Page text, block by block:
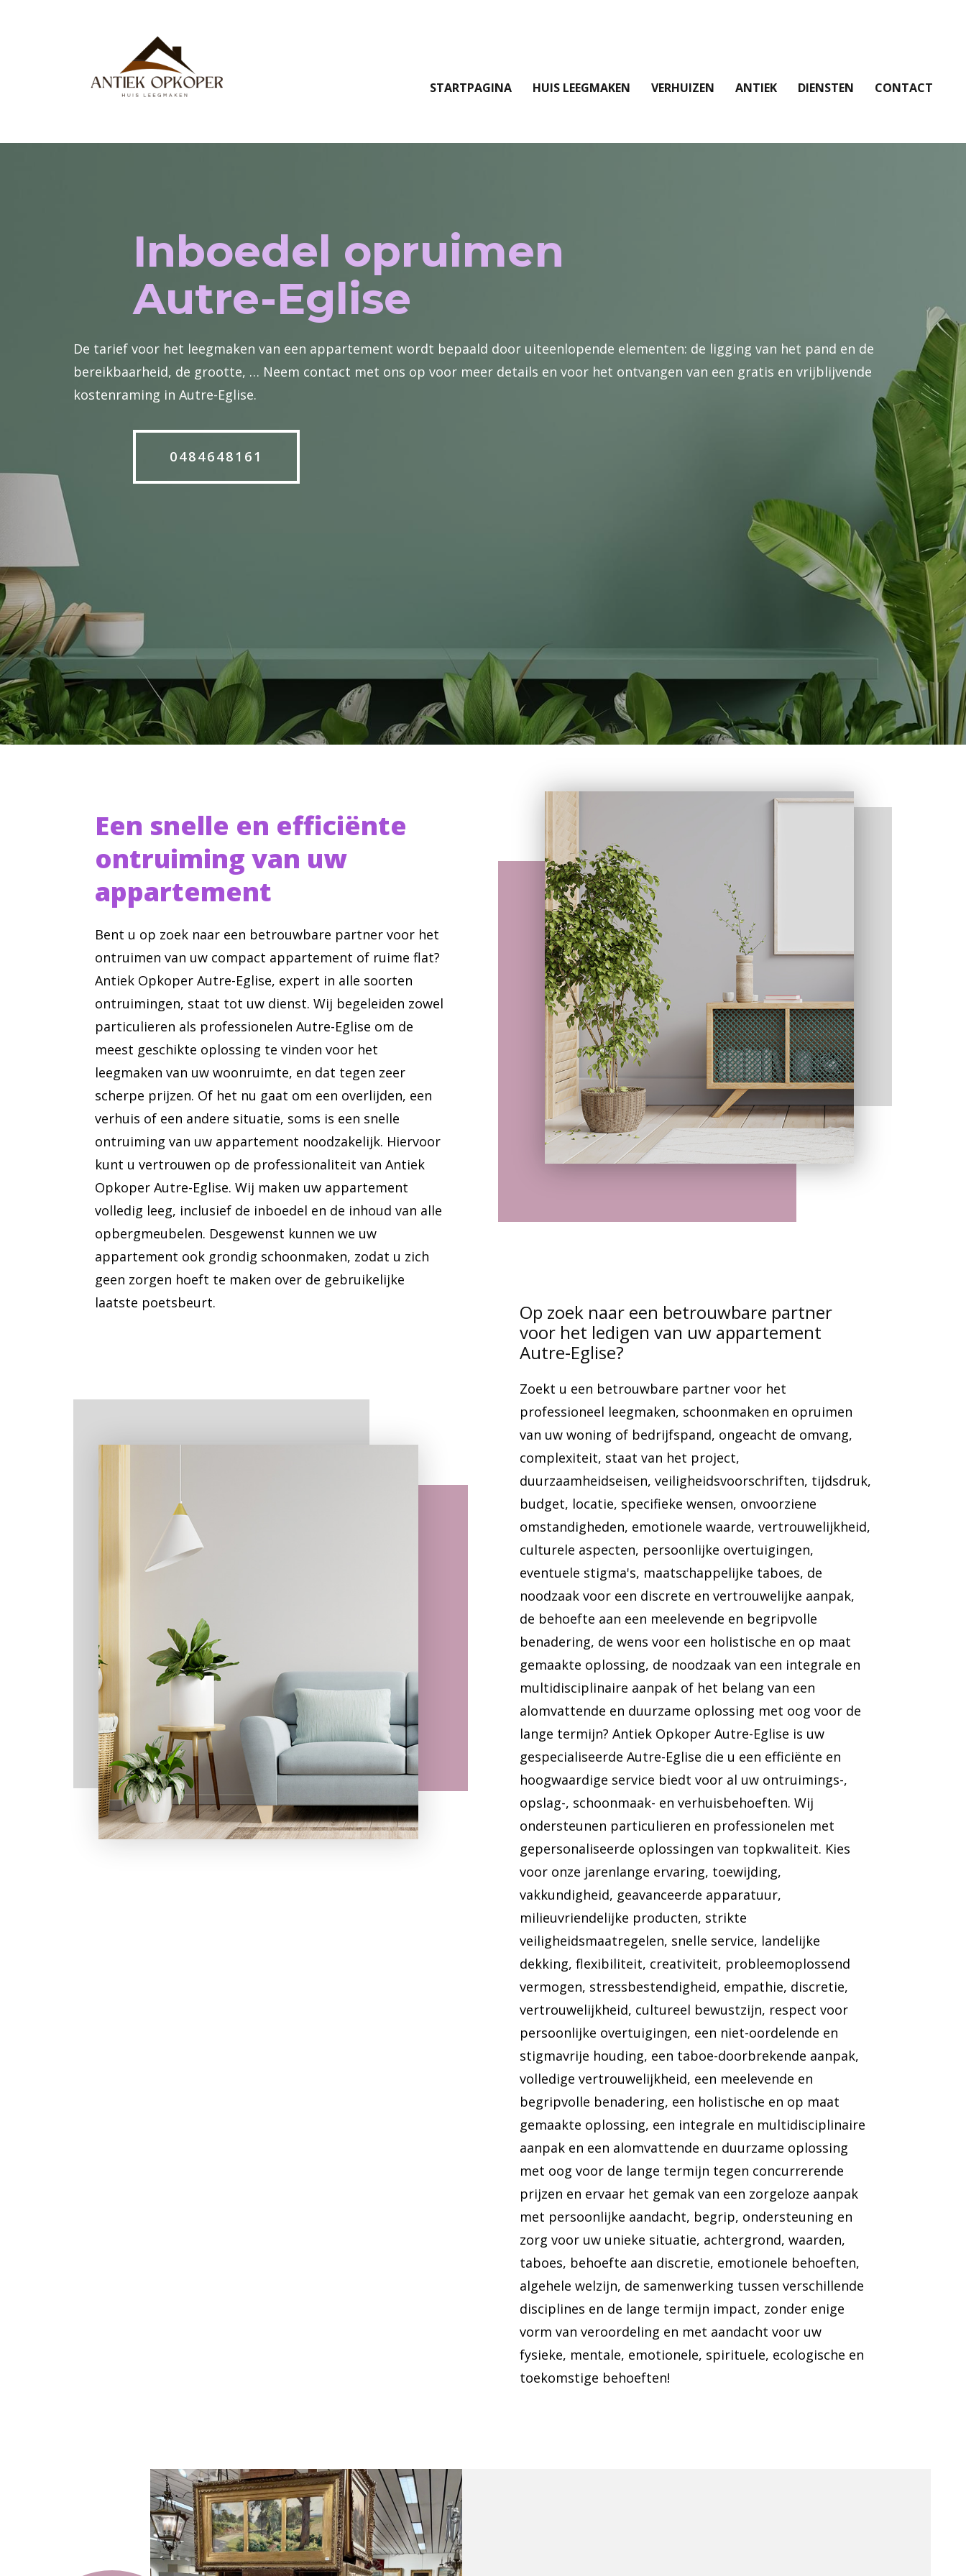
STARTPAGINA HUIS LEEGMAKEN VERHUIZEN ANTIEK DIENSTEN CONTACT
Inboedel opruimen
Autre-Eglise
De tarief voor het leegmaken van een appartement wordt bepaald door uiteenlopende elementen: de ligging van het pand en de
bereikbaarheid, de grootte, … Neem contact met ons op voor meer details en voor het ontvangen van een gratis en vrijblijvende
kostenraming in Autre-Eglise.
0484648161
Een snelle en efficiënte
ontruiming van uw
appartement
Bent u op zoek naar een betrouwbare partner voor het
ontruimen van uw compact appartement of ruime flat?
Antiek Opkoper Autre-Eglise, expert in alle soorten
ontruimingen, staat tot uw dienst. Wij begeleiden zowel
particulieren als professionelen Autre-Eglise om de
meest geschikte oplossing te vinden voor het
leegmaken van uw woonruimte, en dat tegen zeer
scherpe prijzen. Of het nu gaat om een overlijden, een
verhuis of een andere situatie, soms is een snelle
ontruiming van uw appartement noodzakelijk. Hiervoor
kunt u vertrouwen op de professionaliteit van Antiek
Opkoper Autre-Eglise. Wij maken uw appartement
volledig leeg, inclusief de inboedel en de inhoud van alle
opbergmeubelen. Desgewenst kunnen we uw
appartement ook grondig schoonmaken, zodat u zich
geen zorgen hoeft te maken over de gebruikelijke
laatste poetsbeurt.
Op zoek naar een betrouwbare partner
voor het ledigen van uw appartement
Autre-Eglise?
Zoekt u een betrouwbare partner voor het
professioneel leegmaken, schoonmaken en opruimen
van uw woning of bedrijfspand, ongeacht de omvang,
complexiteit, staat van het project,
duurzaamheidseisen, veiligheidsvoorschriften, tijdsdruk,
budget, locatie, specifieke wensen, onvoorziene
omstandigheden, emotionele waarde, vertrouwelijkheid,
culturele aspecten, persoonlijke overtuigingen,
eventuele stigma's, maatschappelijke taboes, de
noodzaak voor een discrete en vertrouwelijke aanpak,
de behoefte aan een meelevende en begripvolle
benadering, de wens voor een holistische en op maat
gemaakte oplossing, de noodzaak van een integrale en
multidisciplinaire aanpak of het belang van een
alomvattende en duurzame oplossing met oog voor de
lange termijn? Antiek Opkoper Autre-Eglise is uw
gespecialiseerde Autre-Eglise die u een efficiënte en
hoogwaardige service biedt voor al uw ontruimings-,
opslag-, schoonmaak- en verhuisbehoeften. Wij
ondersteunen particulieren en professionelen met
gepersonaliseerde oplossingen van topkwaliteit. Kies
voor onze jarenlange ervaring, toewijding,
vakkundigheid, geavanceerde apparatuur,
milieuvriendelijke producten, strikte
veiligheidsmaatregelen, snelle service, landelijke
dekking, flexibiliteit, creativiteit, probleemoplossend
vermogen, stressbestendigheid, empathie, discretie,
vertrouwelijkheid, cultureel bewustzijn, respect voor
persoonlijke overtuigingen, een niet-oordelende en
stigmavrije houding, een taboe-doorbrekende aanpak,
volledige vertrouwelijkheid, een meelevende en
begripvolle benadering, een holistische en op maat
gemaakte oplossing, een integrale en multidisciplinaire
aanpak en een alomvattende en duurzame oplossing
met oog voor de lange termijn tegen concurrerende
prijzen en ervaar het gemak van een zorgeloze aanpak
met persoonlijke aandacht, begrip, ondersteuning en
zorg voor uw unieke situatie, achtergrond, waarden,
taboes, behoefte aan discretie, emotionele behoeften,
algehele welzijn, de samenwerking tussen verschillende
disciplines en de lange termijn impact, zonder enige
vorm van veroordeling en met aandacht voor uw
fysieke, mentale, emotionele, spirituele, ecologische en
toekomstige behoeften!